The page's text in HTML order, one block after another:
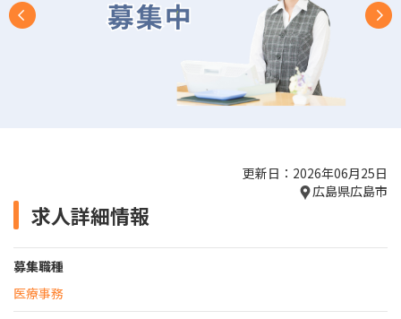
更新日：2026年06月25日
広島県広島市
求人詳細情報
募集職種
医療事務